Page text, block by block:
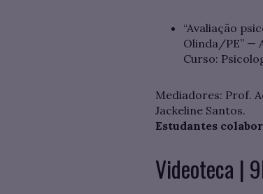
“Avaliação
Olinda/PE” —
Curso:
Mediadores: Prof.
Jackeline Santos.
Estudantes
Videoteca |